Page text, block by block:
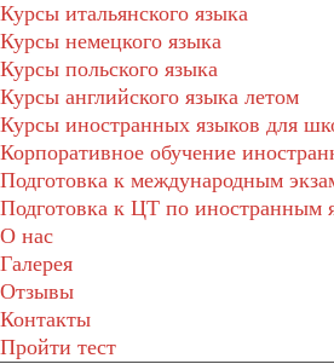
Курсы итальянского языка
Курсы немецкого языка
Курсы польского языка
Курсы английского языка летом
Курсы иностранных языков для
Корпоративное обучение
Подготовка к международным
Подготовка к ЦТ по иностранным
О нас
Галерея
Отзывы
Контакты
Пройти тест